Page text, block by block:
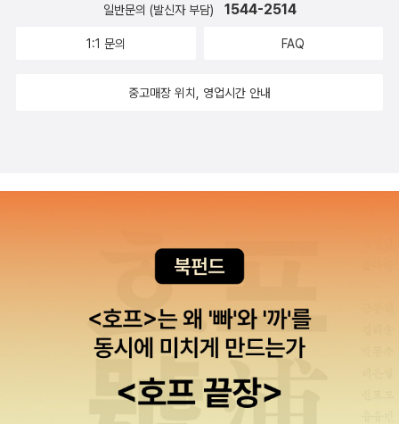
일반문의 (발신자 부담) 1544-2514
1:1 문의 FAQ
중고매장 위치, 영업시간 안내